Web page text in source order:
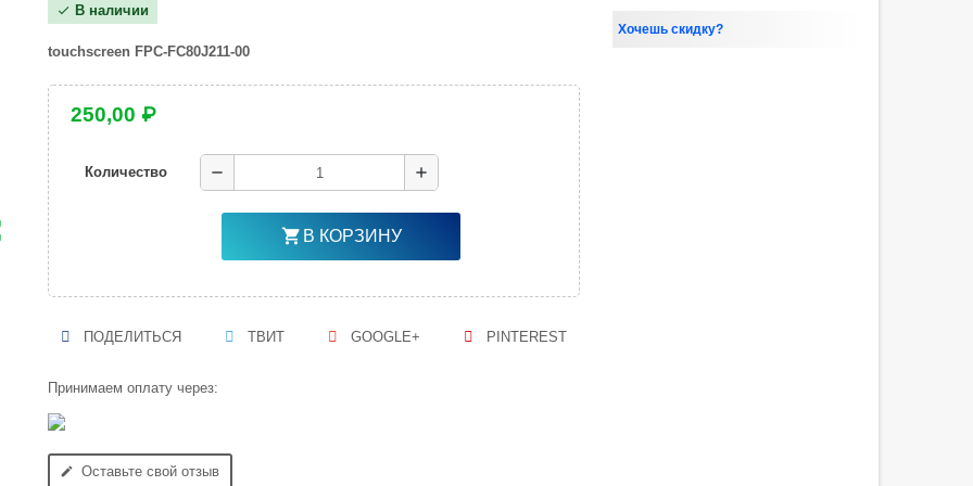
check В наличии
touchscreen FPC-FC80J211-00
250,00 ₽
Количество remove add
shopping_cart В КОРЗИНУ
ПОДЕЛИТЬСЯ ТВИТ GOOGLE+ PINTEREST
Принимаем оплату через:
edit Оставьте свой отзыв
Хочешь скидку?